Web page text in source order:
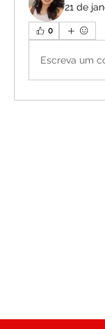
21 de
0
Escreva um